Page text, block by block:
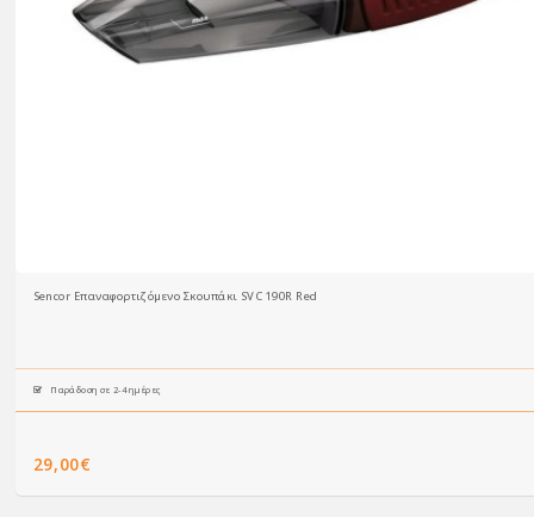
Sencor Επαναφορτιζόμενο Σκουπάκι SVC 190R Red
Παράδοση σε 2-4 ημέρες
29,00€